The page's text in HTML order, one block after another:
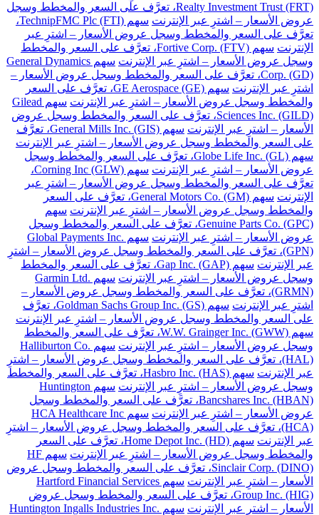
Realty Investment Trust (FRT)، تعرَّف على السعر والمخطط وسجل
عروض الأسعار – اشترِ عبر الإنترنت
سهم TechnipFMC Plc (FTI)،
تعرَّف على السعر والمخطط وسجل عروض الأسعار – اشترِ عبر
الإنترنت
سهم Fortive Corp. (FTV)، تعرَّف على السعر والمخطط
وسجل عروض الأسعار – اشترِ عبر الإنترنت
سهم General Dynamics
Corp. (GD)، تعرَّف على السعر والمخطط وسجل عروض الأسعار –
اشترِ عبر الإنترنت
سهم GE Aerospace (GE)، تعرَّف على السعر
والمخطط وسجل عروض الأسعار – اشترِ عبر الإنترنت
سهم Gilead
Sciences Inc. (GILD)، تعرَّف على السعر والمخطط وسجل عروض
الأسعار – اشترِ عبر الإنترنت
سهم General Mills Inc. (GIS)، تعرَّف
على السعر والمخطط وسجل عروض الأسعار – اشترِ عبر الإنترنت
سهم Globe Life Inc. (GL)، تعرَّف على السعر والمخطط وسجل
عروض الأسعار – اشترِ عبر الإنترنت
سهم Corning Inc (GLW)،
تعرَّف على السعر والمخطط وسجل عروض الأسعار – اشترِ عبر
الإنترنت
سهم General Motors Co. (GM)، تعرَّف على السعر
والمخطط وسجل عروض الأسعار – اشترِ عبر الإنترنت سهم
Genuine Parts Co. (GPC)، تعرَّف على السعر والمخطط وسجل
عروض الأسعار – اشترِ عبر الإنترنت
سهم Global Payments Inc.
(GPN)، تعرَّف على السعر والمخطط وسجل عروض الأسعار – اشترِ
عبر الإنترنت
سهم Gap Inc. (GAP)، تعرَّف على السعر والمخطط
وسجل عروض الأسعار – اشترِ عبر الإنترنت
سهم Garmin Ltd.
(GRMN)، تعرَّف على السعر والمخطط وسجل عروض الأسعار –
اشترِ عبر الإنترنت
سهم Goldman Sachs Group Inc. (GS)، تعرَّف
على السعر والمخطط وسجل عروض الأسعار – اشترِ عبر الإنترنت
سهم W.W. Grainger Inc. (GWW)، تعرَّف على السعر والمخطط
وسجل عروض الأسعار – اشترِ عبر الإنترنت
سهم Halliburton Co.
(HAL)، تعرَّف على السعر والمخطط وسجل عروض الأسعار – اشترِ
عبر الإنترنت
سهم Hasbro Inc. (HAS)، تعرَّف على السعر والمخطط
وسجل عروض الأسعار – اشترِ عبر الإنترنت
سهم Huntington
Bancshares Inc. (HBAN)، تعرَّف على السعر والمخطط وسجل
عروض الأسعار – اشترِ عبر الإنترنت
سهم HCA Healthcare Inc
(HCA)، تعرَّف على السعر والمخطط وسجل عروض الأسعار – اشترِ
عبر الإنترنت
سهم Home Depot Inc. (HD)، تعرَّف على السعر
والمخطط وسجل عروض الأسعار – اشترِ عبر الإنترنت
سهم HF
Sinclair Corp. (DINO)، تعرَّف على السعر والمخطط وسجل عروض
الأسعار – اشترِ عبر الإنترنت
سهم Hartford Financial Services
Group Inc. (HIG)، تعرَّف على السعر والمخطط وسجل عروض
الأسعار – اشترِ عبر الإنترنت
سهم Huntington Ingalls Industries Inc.